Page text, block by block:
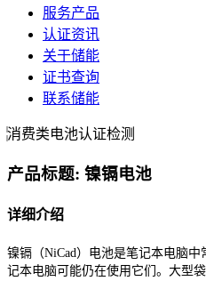
服务产品
认证资讯
关于储能
证书查询
联系储能
消费类电池认证检测
产品标题: 镍镉电池
详细介绍
镍镉（NiCad）电池是笔记本电脑
记本电脑可能仍在使用它们。大型